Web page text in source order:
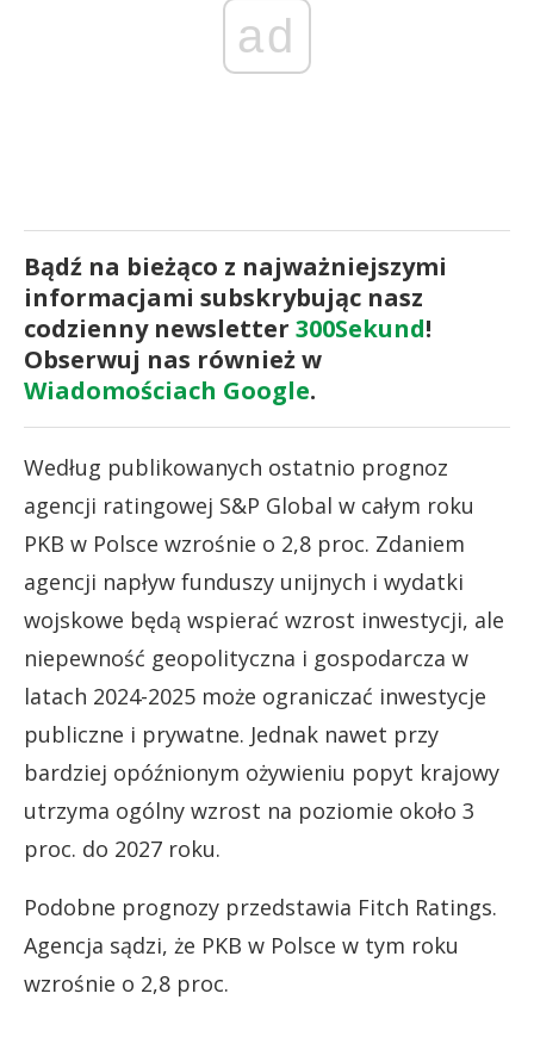
ad
Bądź na bieżąco z najważniejszymi
informacjami subskrybując nasz
codzienny newsletter 300Sekund!
Obserwuj nas również w
Wiadomościach Google.
Według publikowanych ostatnio prognoz
agencji ratingowej S&P Global w całym roku
PKB w Polsce wzrośnie o 2,8 proc. Zdaniem
agencji napływ funduszy unijnych i wydatki
wojskowe będą wspierać wzrost inwestycji, ale
niepewność geopolityczna i gospodarcza w
latach 2024-2025 może ograniczać inwestycje
publiczne i prywatne. Jednak nawet przy
bardziej opóźnionym ożywieniu popyt krajowy
utrzyma ogólny wzrost na poziomie około 3
proc. do 2027 roku.
Podobne prognozy przedstawia Fitch Ratings.
Agencja sądzi, że PKB w Polsce w tym roku
wzrośnie o 2,8 proc.